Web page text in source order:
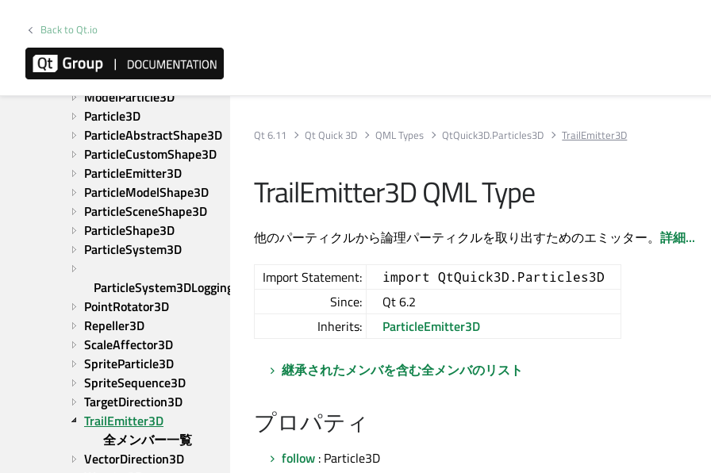
Back to Qt.io
Gravity3D
LineParticle3D
ModelBlendParticle3D
ModelParticle3D
Particle3D
ParticleAbstractShape3D
ParticleCustomShape3D
ParticleEmitter3D
ParticleModelShape3D
ParticleSceneShape3D
ParticleShape3D
ParticleSystem3D
ParticleSystem3DLogging
PointRotator3D
Repeller3D
ScaleAffector3D
SpriteParticle3D
SpriteSequence3D
TargetDirection3D
TrailEmitter3D
全メンバー一覧
VectorDirection3D
Qt 6.11 Qt Quick 3D QML Types QtQuick3D.Particles3D TrailEmitter3D
TrailEmitter3D QML Type
他のパーティクルから論理パーティクルを取り出すためのエミッター。 詳細...
Import Statement: import QtQuick3D.Particles3D
Since:
Qt 6.2
Inherits:
ParticleEmitter3D
継承されたメンバを含む全メンバのリスト
プロパティ
follow : Particle3D